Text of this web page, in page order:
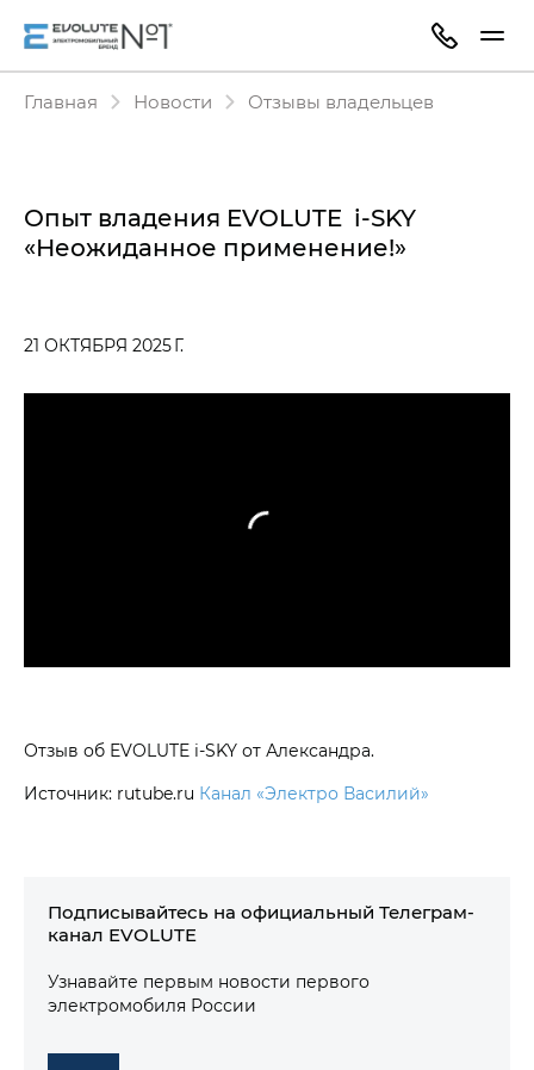
Главная Новости Отзывы владельцев
Опыт владения EVOLUTE i‑SKY
«Неожиданное применение!»
21 ОКТЯБРЯ 2025 Г.
Отзыв об EVOLUTE i‑SKY от Александра.
Источник: rutube.ru Канал «Электро Василий»
Подписывайтесь на официальный Телеграм-
канал EVOLUTE
Узнавайте первым новости первого
электромобиля России